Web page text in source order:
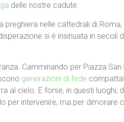
delle nostre cadute.
preghiera nelle cattedrali di Roma,
si è insinuata in secoli
Camminando per Piazza San
generazioni di fede
al cielo. E forse, in questi luoghi,
per intervenire, ma per dimorare